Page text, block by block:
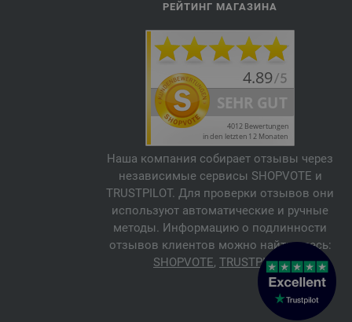
РЕЙТИНГ МАГАЗИНА
Наша компания собирает отзывы через
независимые сервисы SHOPVOTE и
TRUSTPILOT. Для проверки отзывов они
используют автоматические и ручные
методы. Информацию о подлинности
отзывов клиентов можно найти здесь:
SHOPVOTE, TRUSTPILOT